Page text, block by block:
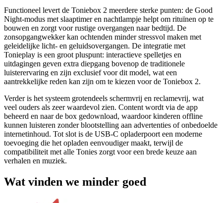
Functioneel levert de Toniebox 2 meerdere sterke punten: de Good
Night-modus met slaaptimer en nachtlampje helpt om rituïnen op te
bouwen en zorgt voor rustige overgangen naar bedtijd. De
zonsopgangwekker kan ochtenden minder stressvol maken met
geleidelijke licht- en geluidsovergangen. De integratie met
Tonieplay is een groot pluspunt: interactieve spelletjes en
uitdagingen geven extra diepgang bovenop de traditionele
luisterervaring en zijn exclusief voor dit model, wat een
aantrekkelijke reden kan zijn om te kiezen voor de Toniebox 2.
Verder is het systeem grotendeels schermvrij en reclamevrij, wat
veel ouders als zeer waardevol zien. Content wordt via de app
beheerd en naar de box gedownload, waardoor kinderen offline
kunnen luisteren zonder blootstelling aan advertenties of onbedoelde
internetinhoud. Tot slot is de USB-C opladerpoort een moderne
toevoeging die het opladen eenvoudiger maakt, terwijl de
compatibiliteit met alle Tonies zorgt voor een brede keuze aan
verhalen en muziek.
Wat vinden we minder goed